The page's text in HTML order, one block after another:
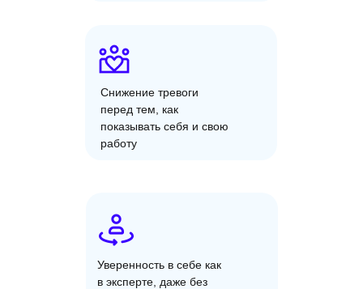
Уверенность в себе как
в эксперте, даже без
Снижение тревоги
перед тем, как
показывать себя и свою
работу